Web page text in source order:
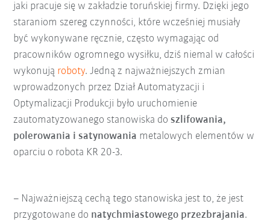
jaki pracuje się w zakładzie toruńskiej firmy. Dzięki jego
staraniom szereg czynności, które wcześniej musiały
być wykonywane ręcznie, często wymagając od
pracowników ogromnego wysiłku, dziś niemal w całości
wykonują roboty. Jedną z najważniejszych zmian
wprowadzonych przez Dział Automatyzacji i
Optymalizacji Produkcji było uruchomienie
zautomatyzowanego stanowiska doszlifowania,
polerowania i satynowania metalowych elementów w
oparciu o robota KR 20-3.
– Najważniejszą cechą tego stanowiska jest to, że jest
przygotowane do natychmiastowego przezbrajania.